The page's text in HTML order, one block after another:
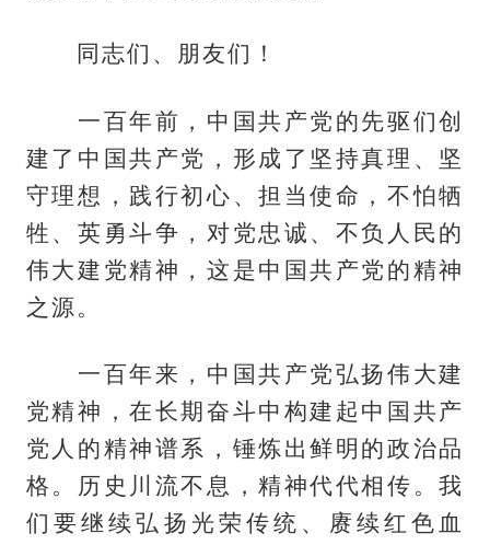
同志们、朋友们！
一百年前，中国共产党的先驱们创
建了中国共产党，形成了坚持真理、坚
守理想，践行初心、担当使命，不怕牺
牲、英勇斗争，对党忠诚、不负人民的
伟大建党精神，这是中国共产党的精神
之源。
一百年来，中国共产党弘扬伟大建
党精神，在长期奋斗中构建起中国共产
党人的精神谱系，锤炼出鲜明的政治品
格。历史川流不息，精神代代相传。我
们要继续弘扬光荣传统、赓续红色血